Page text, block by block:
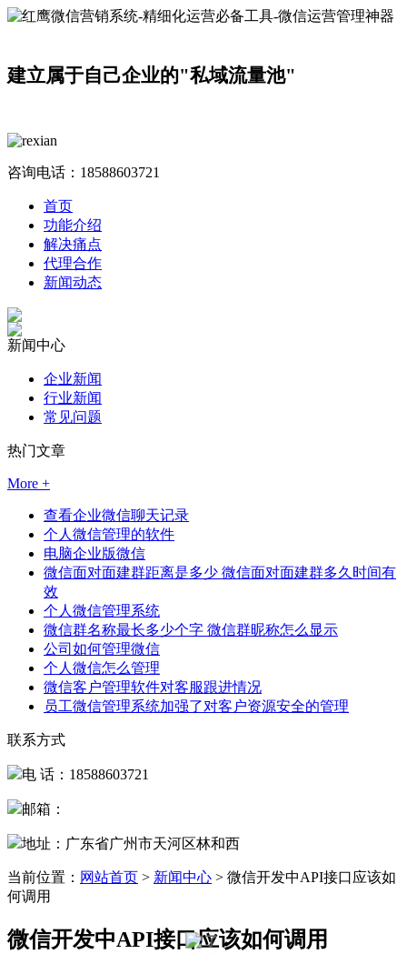
建立属于自己企业的"私域流量池"
咨询电话： 18588603721
首页
功能介绍
解决痛点
代理合作
新闻动态
新闻中心
企业新闻
行业新闻
常见问题
热门文章
More +
查看企业微信聊天记录
个人微信管理的软件
电脑企业版微信
微信面对面建群距离是多少 微信面对面建群多久时间有
效
个人微信管理系统
微信群名称最长多少个字 微信群昵称怎么显示
公司如何管理微信
个人微信怎么管理
微信客户管理软件对客服跟进情况
员工微信管理系统加强了对客户资源安全的管理
联系方式
电 话：18588603721
邮箱：
地址：广东省广州市天河区林和西
当前位置： 网站首页 > 新闻中心 > 微信开发中API接口应该如
何调用
微信开发中API接口应该如何调用